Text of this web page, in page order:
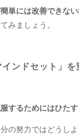
単には改善できな
みましょう。
ンドセット」を
するためにはひた
の努力ではどうし